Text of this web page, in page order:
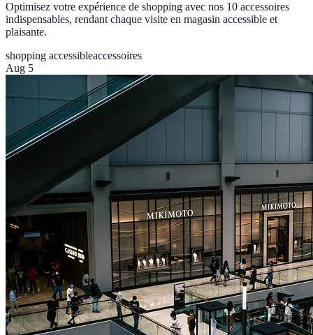
Optimisez votre expérience de shopping avec nos 10 accessoires
indispensables, rendant chaque visite en magasin accessible et
plaisante.
shopping accessibleaccessoires
Aug 5